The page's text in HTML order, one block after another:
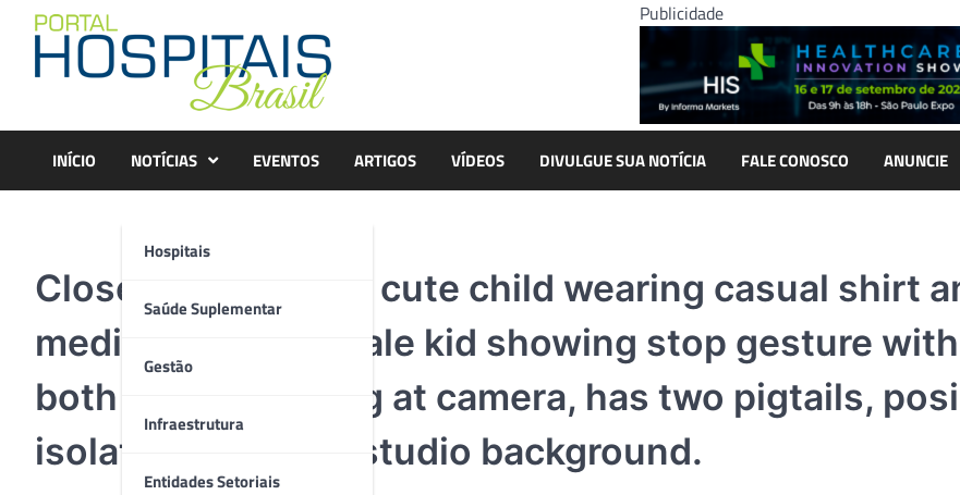
content
Publicidade
INÍCIO NOTÍCIAS
Hospitais
Saúde Suplementar
Gestão
Infraestrutura
Entidades Setoriais
EVENTOS ARTIGOS VÍDEOS DIVULGUE SUA NOTÍCIA FALE CONOSCO ANUNCIE
Closeup portrait of cute child wearing casual shirt
medical mask, female kid showing stop gesture with
both palms, looking at camera, has two pigtails,
isolated over blue studio background.